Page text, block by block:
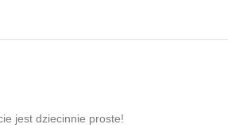
jest dziecinnie proste!